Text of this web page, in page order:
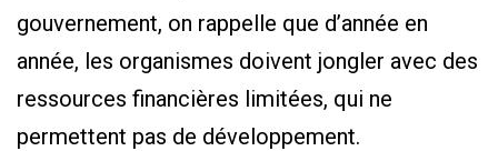
gouvernement, on rappelle que d’année en
année, les organismes doivent jongler avec des
ressources financières limitées, qui ne
permettent pas de développement.